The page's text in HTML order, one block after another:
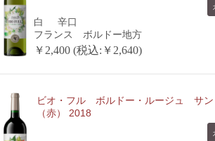
白
辛口
フランス ボルドー地方
￥2,400 (税込:￥2,640)
ビオ・フル ボルドー・ルージュ サ
（赤） 2018